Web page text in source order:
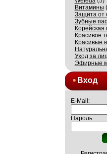
Витамины
Защита от
Зубные
Корейская
Красивое
Красивые
Уход за
Эфирные
Вход
E-Mail:
Пароль: